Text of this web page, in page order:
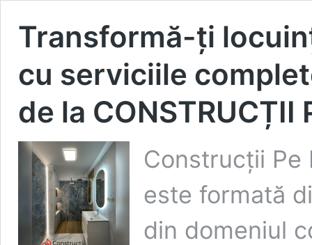
Transformă-ți
cu serviciile
de la CONSTRUCȚII
Construcții Pe
este formată
din domeniul